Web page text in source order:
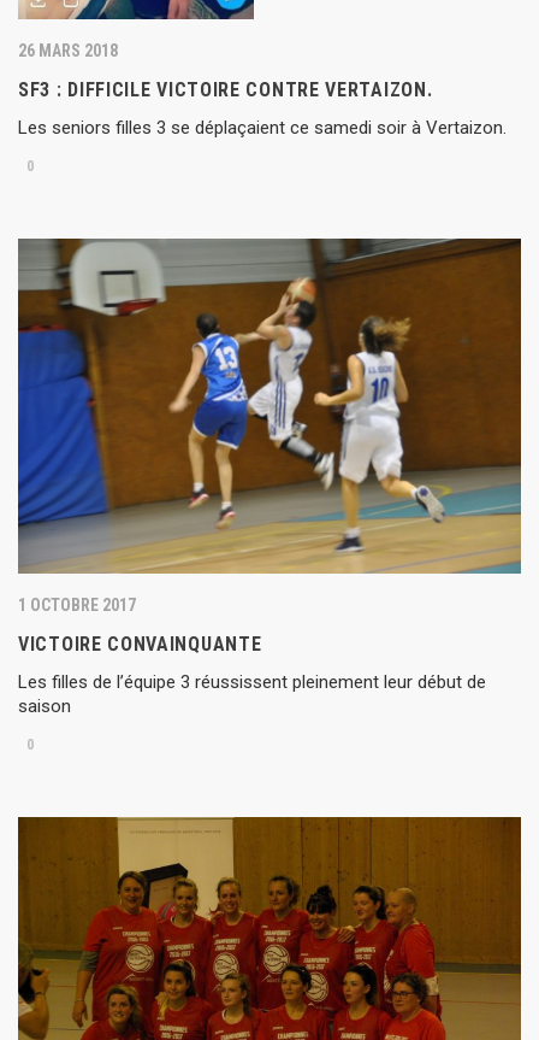
26 MARS 2018
SF3 : DIFFICILE VICTOIRE CONTRE VERTAIZON.
Les seniors filles 3 se déplaçaient ce samedi soir à Vertaizon.
0
1 OCTOBRE 2017
VICTOIRE CONVAINQUANTE
Les filles de l’équipe 3 réussissent pleinement leur début de
saison
0